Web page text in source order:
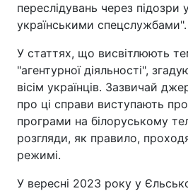
переслідувань через підозри
українськими спецслужбами".
У статтях, що висвітлюють
"агентурної діяльності",
вісім українців. Зазвичай
про ці справи виступають
програми на білоруському
розгляди, як правило,
режимі.
У вересні 2023 року у